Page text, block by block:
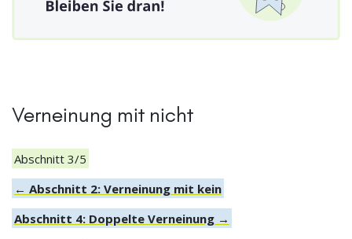
Verneinung mit nicht
Abschnitt 3/5
← Abschnitt 2: Verneinung mit kein
Abschnitt 4: Doppelte Verneinung →